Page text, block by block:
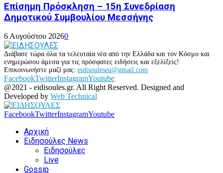
Επίσημη Πρόσκληση – 15η Συνεδρίαση
Δημοτικού Συμβουλίου Μεσσήνης
6 Αυγούστου 20260
Διάβασε τώρα όλα τα τελευταία νέα από την Ελλάδα και τον Κόσμο και
ενημερώσου άμεσα για τις πρόσφατες ειδήσεις και εξελίξεις!
Επικοινωνήστε μαζί μας: eidisouleseu@gmail.com
FacebookTwitterInstagramYoutube
@2021 - eidisoules.gr. All Right Reserved. Designed and
Developed by Web Technical
FacebookTwitterInstagramYoutube
Αρχική
Ειδησούλες News
Ειδησούλες
Live
Gossip